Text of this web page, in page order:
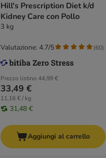
Hill's Prescription Diet k/d
Kidney Care con Pollo
3 kg
Prezzo listino 44,99 €
33,49 €
11,16 € / kg
31,48 €
Valutazione: 4.7/5 (60)
Aggiungi al carrello